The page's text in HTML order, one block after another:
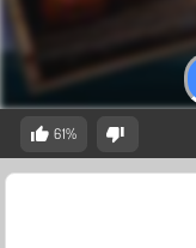
61%